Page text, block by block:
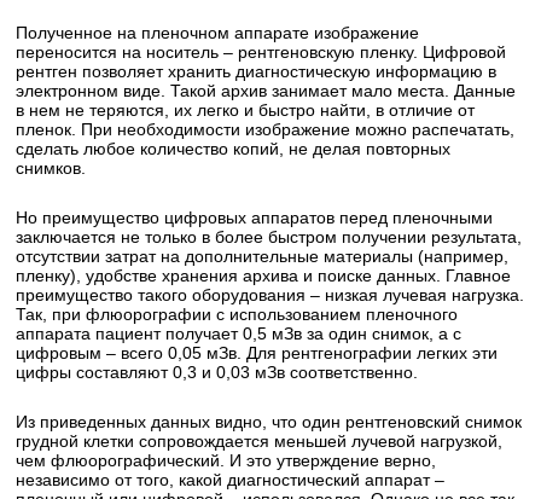
Полученное на пленочном аппарате изображение
переносится на носитель – рентгеновскую пленку. Цифровой
рентген позволяет хранить диагностическую информацию в
электронном виде. Такой архив занимает мало места. Данные
в нем не теряются, их легко и быстро найти, в отличие от
пленок. При необходимости изображение можно распечатать,
сделать любое количество копий, не делая повторных
снимков.
Но преимущество цифровых аппаратов перед пленочными
заключается не только в более быстром получении результата,
отсутствии затрат на дополнительные материалы (например,
пленку), удобстве хранения архива и поиске данных. Главное
преимущество такого оборудования – низкая лучевая нагрузка.
Так, при флюорографии с использованием пленочного
аппарата пациент получает 0,5 мЗв за один снимок, а с
цифровым – всего 0,05 мЗв. Для рентгенографии легких эти
цифры составляют 0,3 и 0,03 мЗв соответственно.
Из приведенных данных видно, что один рентгеновский снимок
грудной клетки сопровождается меньшей лучевой нагрузкой,
чем флюорографический. И это утверждение верно,
независимо от того, какой диагностический аппарат –